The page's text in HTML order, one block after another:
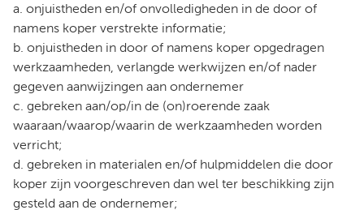
a. onjuistheden en/of onvolledigheden in de door of
namens koper verstrekte informatie;
b. onjuistheden in door of namens koper opgedragen
werkzaamheden, verlangde werkwijzen en/of nader
gegeven aanwijzingen aan ondernemer
c. gebreken aan/op/in de (on)roerende zaak
waaraan/waarop/waarin de werkzaamheden worden
verricht;
d. gebreken in materialen en/of hulpmiddelen die door
koper zijn voorgeschreven dan wel ter beschikking zijn
gesteld aan de ondernemer;